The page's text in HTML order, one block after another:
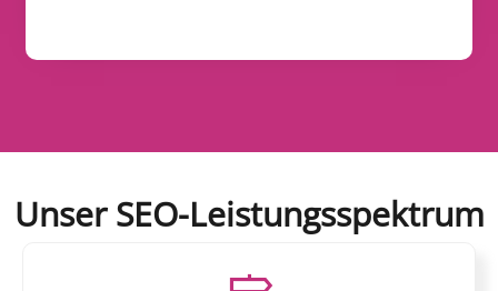
Unser SEO-Leistungsspektrum